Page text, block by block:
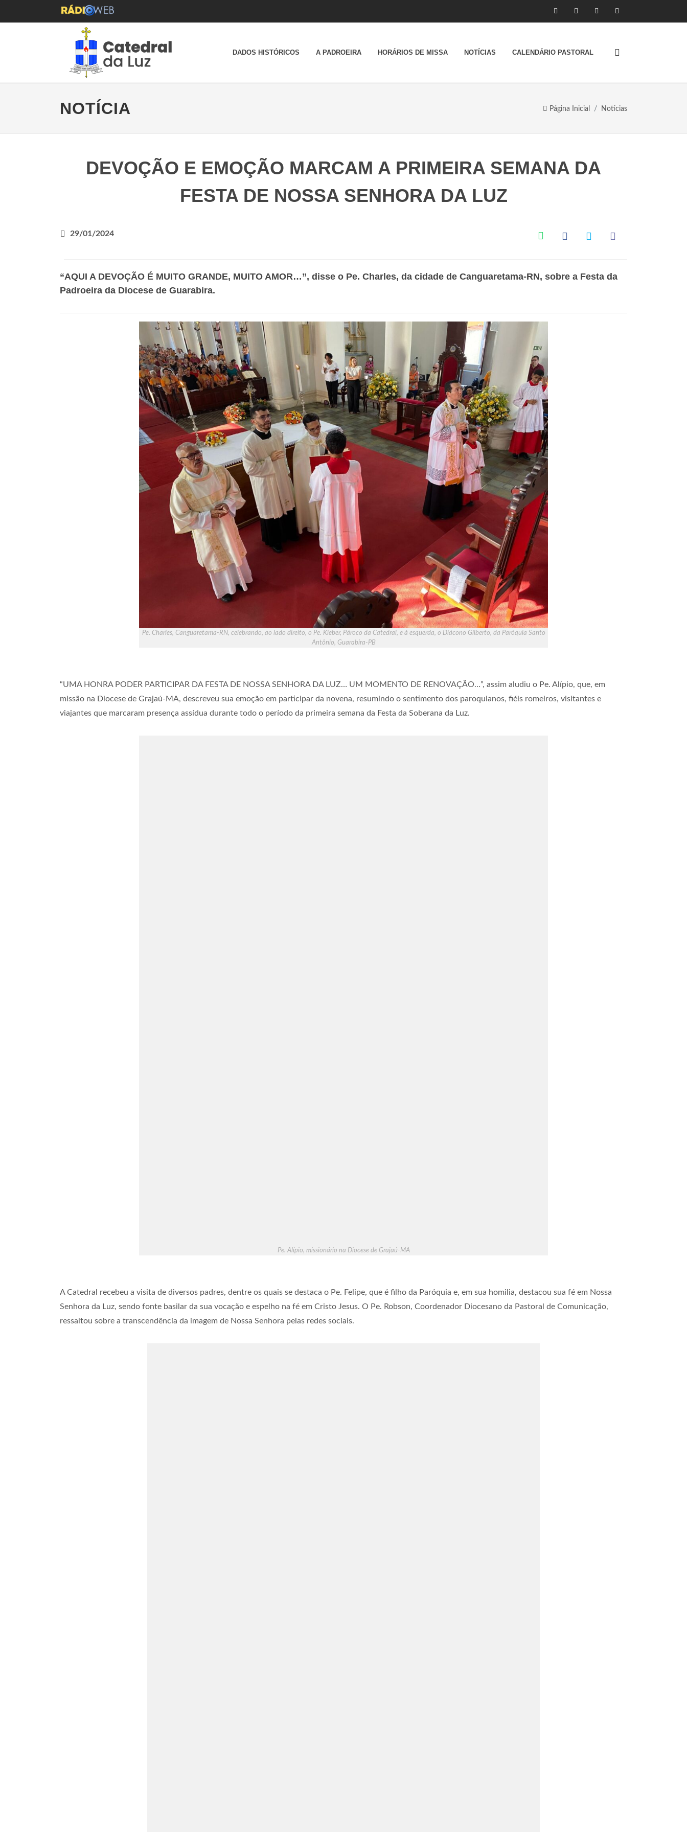
DADOS HISTÓRICOS A PADROEIRA HORÁRIOS DE MISSA NOTÍCIAS CALENDÁRIO PASTORAL
NOTÍCIA Página Inicial Notícias
DEVOÇÃO E EMOÇÃO MARCAM A PRIMEIRA SEMANA DA
FESTA DE NOSSA SENHORA DA LUZ
29/01/2024
“AQUI A DEVOÇÃO É MUITO GRANDE, MUITO AMOR…”, disse o Pe. Charles, da cidade de Canguaretama-RN, sobre a Festa da
Padroeira da Diocese de Guarabira.
Pe. Charles, Canguaretama-RN, celebrando, ao lado direito, o Pe. Kleber, Pároco da Catedral, e à esquerda, o Diácono Gilberto, da Paróquia Santo
Antônio, Guarabira-PB
“UMA HONRA PODER PARTICIPAR DA FESTA DE NOSSA SENHORA DA LUZ… UM MOMENTO DE RENOVAÇÃO…”, assim aludiu o Pe. Alípio, que, em
missão na Diocese de Grajaú-MA, descreveu sua emoção em participar da novena, resumindo o sentimento dos paroquianos, fiéis romeiros, visitantes e
viajantes que marcaram presença assídua durante todo o período da primeira semana da Festa da Soberana da Luz.
Pe. Alípio, missionário na Diocese de Grajaú-MA
A Catedral recebeu a visita de diversos padres, dentre os quais se destaca o Pe. Felipe, que é filho da Paróquia e, em sua homilia, destacou sua fé em Nossa
Senhora da Luz, sendo fonte basilar da sua vocação e espelho na fé em Cristo Jesus. O Pe. Robson, Coordenador Diocesano da Pastoral de Comunicação,
ressaltou sobre a transcendência da imagem de Nossa Senhora pelas redes sociais.